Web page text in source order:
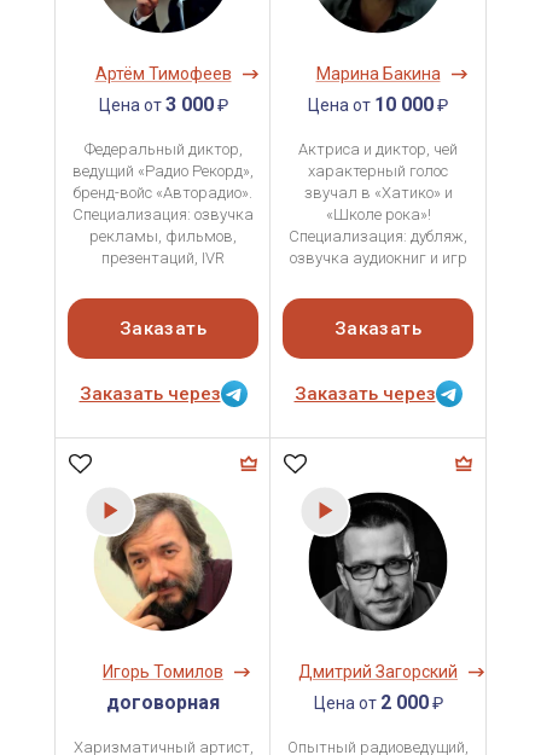
Артём Тимофеев
Цена от3 000₽
Федеральный диктор,
ведущий «Радио Рекорд»,
бренд-войс «Авторадио».
Специализация: озвучка
рекламы, фильмов,
презентаций, IVR
Заказать
Заказать через
Марина Бакина
Цена от 10 000₽
Актриса и диктор, чей
характерный голос
звучал в «Хатико» и
«Школе рока»!
Специализация: дубляж,
озвучка аудиокниг и игр
Заказать
Заказать через
Игорь Томилов
договорная
Харизматичный артист,
Дмитрий Загорский
Цена от 2 000₽
Опытный радиоведущий,